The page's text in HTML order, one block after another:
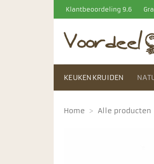
naar
inhoud
Klantbeoordeling 9.6
KEUKENKRUIDEN
Home > Alle producten